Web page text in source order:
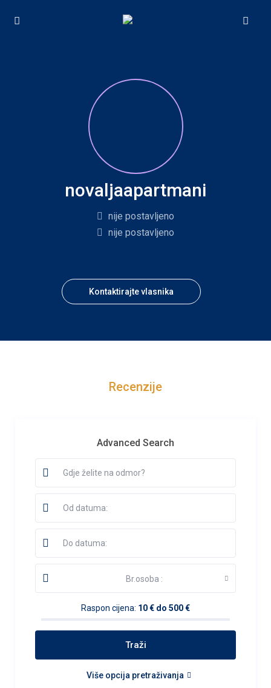
novaljaapartmani
nije postavljeno
nije postavljeno
Kontaktirajte vlasnika
Recenzije
Advanced Search
Br.osoba :
Raspon cijena: 10 € do 500 €
Više opcija pretraživanja